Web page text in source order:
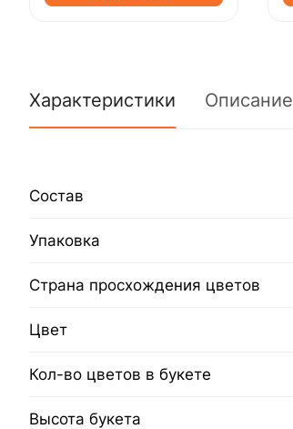
Характеристики Описание
Состав
Упаковка
Страна просхождения цветов
Цвет
Кол-во цветов в букете
Высота букета